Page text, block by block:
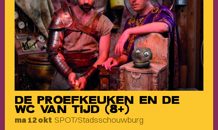
DE PROEFKEUKEN EN DE
WC VAN TIJD (8+)
ma 12 okt SPOT/Stadsschouwburg